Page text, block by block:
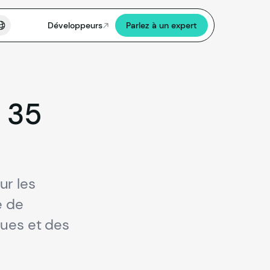
Développeurs Parlez à un expert
35
les
de
et des